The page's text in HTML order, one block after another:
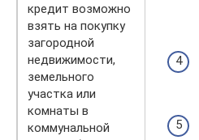
кредит возможно
взять на покупку
загородной
недвижимости,
земельного
участка или
комнаты в
коммунальной